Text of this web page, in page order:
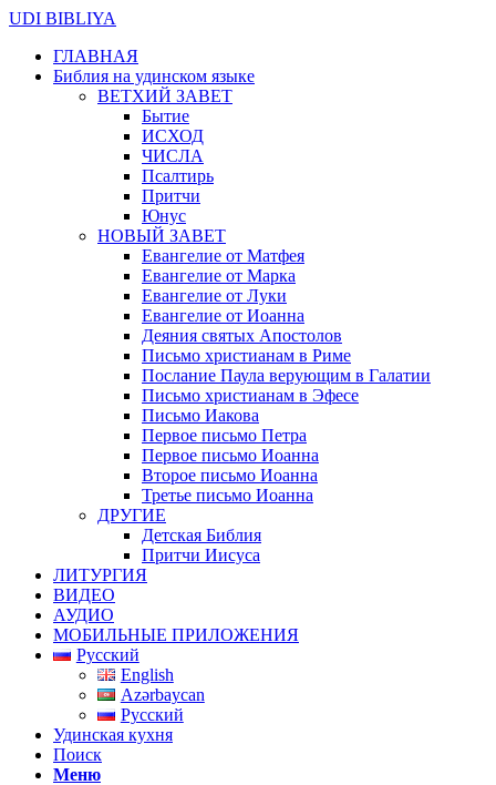
UDI BIBLIYA
ГЛАВНАЯ
Библия на удинском языке
ВЕТХИЙ ЗАВЕТ
Бытие
ИСХОД
ЧИСЛА
Псалтирь
Притчи
Юнус
НОВЫЙ ЗАВЕТ
Евангелие от Матфея
Евангелие от Марка
Евангелие от Луки
Евангелие от Иоанна
Деяния святых Апостолов
Письмо христианам в Риме
Послание Паула верующим в Галатии
Письмо христианам в Эфесе
Письмо Иакова
Первое письмо Петра
Первое письмо Иоанна
Второе письмо Иоанна
Третье письмо Иоанна
ДРУГИЕ
Детская Библия
Притчи Иисуса
ЛИТУРГИЯ
ВИДЕО
АУДИО
МОБИЛЬНЫЕ ПРИЛОЖЕНИЯ
Русский
English
Azərbaycan
Русский
Удинская кухня
Поиск
Меню